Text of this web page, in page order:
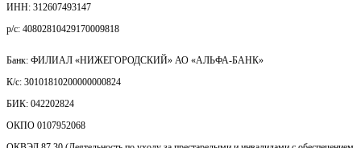
ИНН: 312607493147
р/с: 40802810429170009818
Банк: ФИЛИАЛ «НИЖЕГОРОДСКИЙ» АО «АЛЬФА-БАНК»
К/с: 30101810200000000824
БИК: 042202824
ОКПО 0107952068